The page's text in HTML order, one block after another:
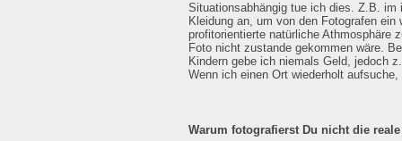
Situationsabhängig tue ich dies. Z.B. im
Kleidung an, um von den Fotografen
profitorientierte natürliche Athmosphäre
Foto nicht zustande gekommen wäre.
Kindern gebe ich niemals Geld, jedoch
Wenn ich einen Ort wiederholt
Warum fotografierst Du nicht die